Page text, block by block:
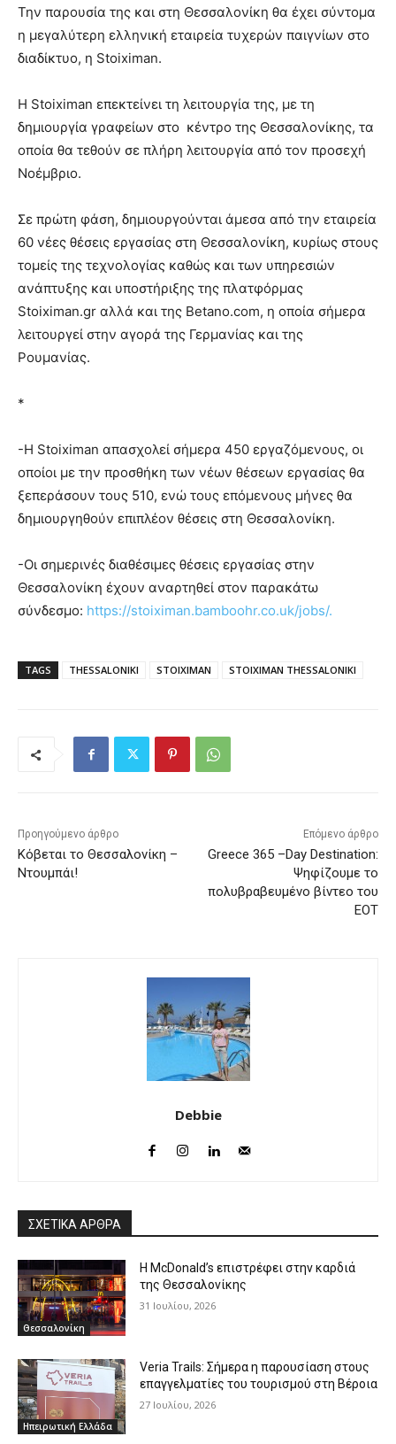
Την παρουσία της και στη Θεσσαλονίκη θα έχει σύντομα
η μεγαλύτερη ελληνική εταιρεία τυχερών παιγνίων στο
διαδίκτυο, η Stoiximan.
Η Stoiximan επεκτείνει τη λειτουργία της, με τη
δημιουργία γραφείων στο κέντρο της Θεσσαλονίκης, τα
οποία θα τεθούν σε πλήρη λειτουργία από τον προσεχή
Νοέμβριο.
Σε πρώτη φάση, δημιουργούνται άμεσα από την εταιρεία
60 νέες θέσεις εργασίας στη Θεσσαλονίκη, κυρίως στους
τομείς της τεχνολογίας καθώς και των υπηρεσιών
ανάπτυξης και υποστήριξης της πλατφόρμας
Stoiximan.gr αλλά και της Betano.com, η οποία σήμερα
λειτουργεί στην αγορά της Γερμανίας και της
Ρουμανίας.
*
-Η Stoiximan απασχολεί σήμερα 450 εργαζόμενους, οι
οποίοι με την προσθήκη των νέων θέσεων εργασίας θα
ξεπεράσουν τους 510, ενώ τους επόμενους μήνες θα
δημιουργηθούν επιπλέον θέσεις στη Θεσσαλονίκη.
-Οι σημερινές διαθέσιμες θέσεις εργασίας στην
Θεσσαλονίκη έχουν αναρτηθεί στον παρακάτω
σύνδεσμο: https://stoiximan.bamboohr.co.uk/jobs/.
TAGS THESSALONIKI STOIXIMAN STOIXIMAN THESSALONIKI
Προηγούμενο άρθρο
Κόβεται το Θεσσαλονίκη –
Ντουμπάι!
Επόμενο άρθρο
Greece 365 –Day Destination:
Ψηφίζουμε το
πολυβραβευμένο βίντεο του
ΕΟΤ
Debbie
ΣΧΕΤΙΚΑ ΑΡΘΡΑ
Θεσσαλονίκη
Η McDonald’s επιστρέφει στην καρδιά
της Θεσσαλονίκης
31 Ιουλίου, 2026
Ηπειρωτική Ελλάδα
Veria Trails: Σήμερα η παρουσίαση στους
επαγγελματίες του τουρισμού στη Βέροια
27 Ιουλίου, 2026